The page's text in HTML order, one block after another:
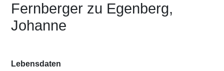
Fernberger zu Egenberg,
Johanne
Lebensdaten